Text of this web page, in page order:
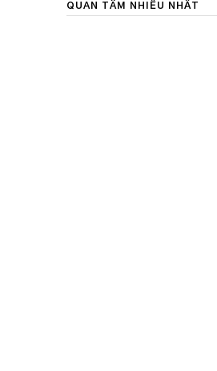
QUAN TÂM NHIỀU NHẤT